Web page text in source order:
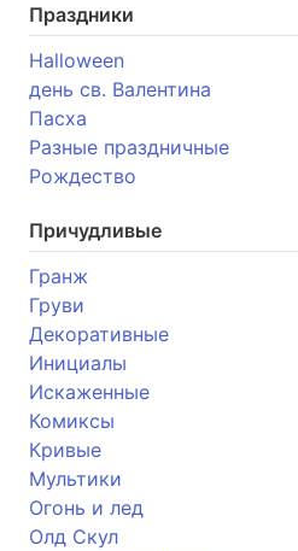
Праздники
Halloween
день св. Валентина
Пасха
Разные праздничные
Рождество
Причудливые
Гранж
Груви
Декоративные
Инициалы
Искаженные
Комиксы
Кривые
Мультики
Огонь и лед
Олд Скул